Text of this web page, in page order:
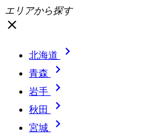
エリアから探す
close
北海道 
青森 
岩手 
秋田 
宮城 